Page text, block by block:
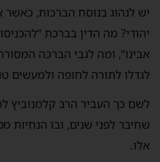
לנהוג בנוסח הברכות, כאשר אבי
מה הדין בברכת “להכניסו
ומה לגבי הברכה המסורתית
לתורה לחופה ולמעשים
כך העביר הרב קלמנוביץ
לפני שנים, ובו הנחיות